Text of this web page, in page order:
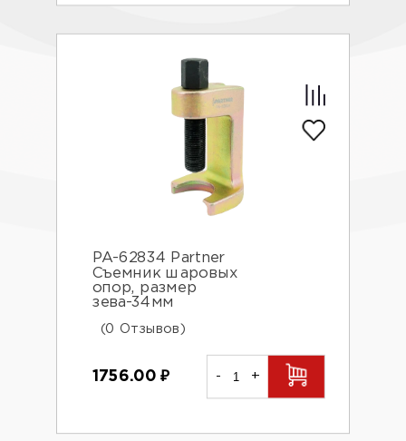
PA-62834 Partner
Съемник шаровых
опор, размер
зева-34мм
(0 Отзывов)
1756.00₽ - +